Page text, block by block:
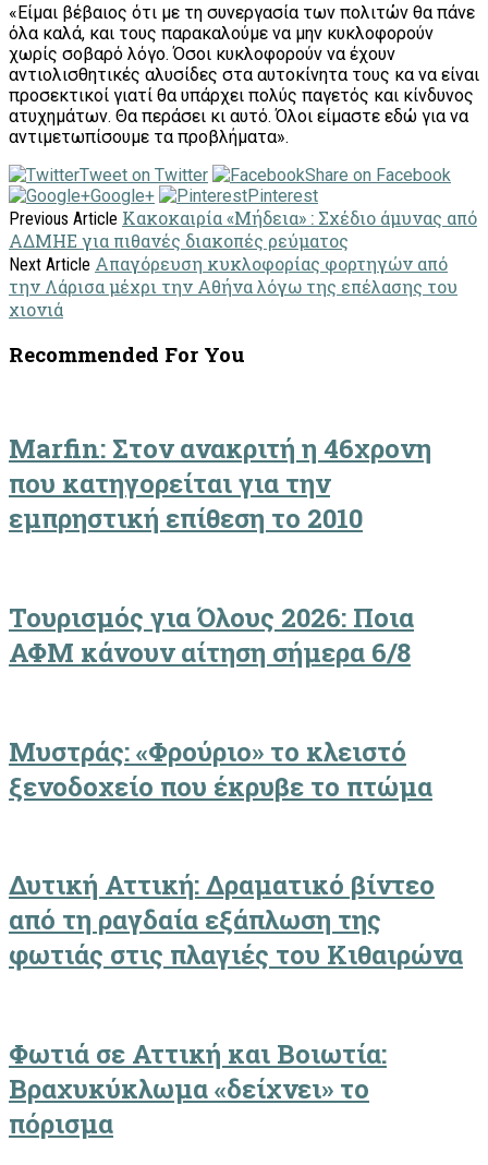
«Είμαι βέβαιος ότι με τη συνεργασία των πολιτών θα πάνε
όλα καλά, και τους παρακαλούμε να μην κυκλοφορούν
χωρίς σοβαρό λόγο. Όσοι κυκλοφορούν να έχουν
αντιολισθητικές αλυσίδες στα αυτοκίνητα τους κα να είναι
προσεκτικοί γιατί θα υπάρχει πολύς παγετός και κίνδυνος
ατυχημάτων. Θα περάσει κι αυτό. Όλοι είμαστε εδώ για να
αντιμετωπίσουμε τα προβλήματα».
Tweet on Twitter
Share on Facebook
Google+
Pinterest
Previous Article Κακοκαιρία «Μήδεια» : Σχέδιο άμυνας από
ΑΔΜΗΕ για πιθανές διακοπές ρεύματος
Next Article Απαγόρευση κυκλοφορίας φορτηγών από
την Λάρισα μέχρι την Αθήνα λόγω της επέλασης του
χιονιά
Recommended For You
Marfin: Στον ανακριτή η 46χρονη
που κατηγορείται για την
εμπρηστική επίθεση το 2010
Τουρισμός για Όλους 2026: Ποια
ΑΦΜ κάνουν αίτηση σήμερα 6/8
Μυστράς: «Φρούριο» το κλειστό
ξενοδοχείο που έκρυβε το πτώμα
Δυτική Αττική: Δραματικό βίντεο
από τη ραγδαία εξάπλωση της
φωτιάς στις πλαγιές του Κιθαιρώνα
Φωτιά σε Αττική και Βοιωτία:
Βραχυκύκλωμα «δείχνει» το
πόρισμα